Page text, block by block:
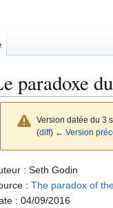
paradoxe
Version datée du 3
(diff) ← Version
: Seth Godin
: The paradox of
: 04/09/2016